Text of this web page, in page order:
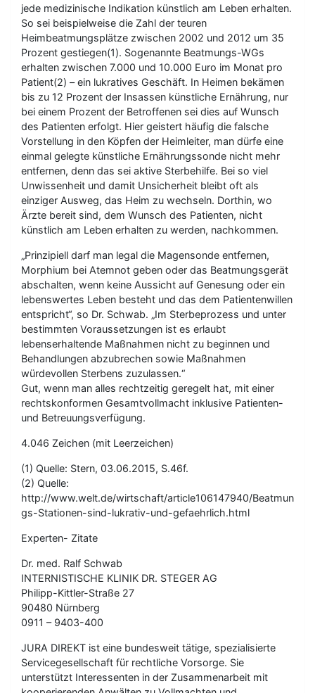
jede medizinische Indikation künstlich am Leben erhalten.
So sei beispielweise die Zahl der teuren
Heimbeatmungsplätze zwischen 2002 und 2012 um 35
Prozent gestiegen(1). Sogenannte Beatmungs-WGs
erhalten zwischen 7.000 und 10.000 Euro im Monat pro
Patient(2) – ein lukratives Geschäft. In Heimen bekämen
bis zu 12 Prozent der Insassen künstliche Ernährung, nur
bei einem Prozent der Betroffenen sei dies auf Wunsch
des Patienten erfolgt. Hier geistert häufig die falsche
Vorstellung in den Köpfen der Heimleiter, man dürfe eine
einmal gelegte künstliche Ernährungssonde nicht mehr
entfernen, denn das sei aktive Sterbehilfe. Bei so viel
Unwissenheit und damit Unsicherheit bleibt oft als
einziger Ausweg, das Heim zu wechseln. Dorthin, wo
Ärzte bereit sind, dem Wunsch des Patienten, nicht
künstlich am Leben erhalten zu werden, nachkommen.
„Prinzipiell darf man legal die Magensonde entfernen,
Morphium bei Atemnot geben oder das Beatmungsgerät
abschalten, wenn keine Aussicht auf Genesung oder ein
lebenswertes Leben besteht und das dem Patientenwillen
entspricht“, so Dr. Schwab. „Im Sterbeprozess und unter
bestimmten Voraussetzungen ist es erlaubt
lebenserhaltende Maßnahmen nicht zu beginnen und
Behandlungen abzubrechen sowie Maßnahmen
würdevollen Sterbens zuzulassen.“
Gut, wenn man alles rechtzeitig geregelt hat, mit einer
rechtskonformen Gesamtvollmacht inklusive Patienten-
und Betreuungsverfügung.
4.046 Zeichen (mit Leerzeichen)
(1) Quelle: Stern, 03.06.2015, S.46f.
(2) Quelle:
http://www.welt.de/wirtschaft/article106147940/Beatmun
gs-Stationen-sind-lukrativ-und-gefaehrlich.html
Experten- Zitate
Dr. med. Ralf Schwab
INTERNISTISCHE KLINIK DR. STEGER AG
Philipp-Kittler-Straße 27
90480 Nürnberg
0911 – 9403-400
JURA DIREKT ist eine bundesweit tätige, spezialisierte
Servicegesellschaft für rechtliche Vorsorge. Sie
unterstützt Interessenten in der Zusammenarbeit mit